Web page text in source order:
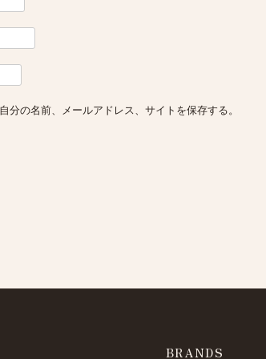
分の名前、メールアドレス、サイトを保存する。
BRANDS